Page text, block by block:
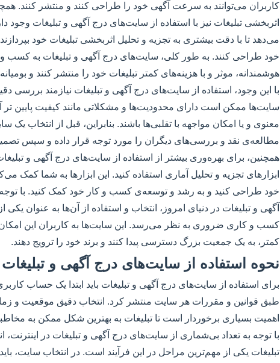
کاربران می‌توانند به سرعت آگهی خود را طراحی کنند و منتشر کنند.
اثربخشی تبلیغات نیز با استفاده از سایت‌های درج آگهی و تبلیغات وجود
می‌دهد تا با دقت بیشتری به تجزیه و تحلیل اثربخشی تبلیغات خود
خود طراحی کنند. به طور کلی، سایت‌های درج آگهی و تبلیغات به کسب و
هوشمندانه، موثر و با هزینه‌های کمتر تبلیغات خود را منتشر کنند و بومیانه
با این وجود، استفاده از سایت‌های درج آگهی و تبلیغات نیازمند بررسی
سایت‌ها ممکن است دارای محدودیت‌ها و مشکلاتی مانند کیفیت پایین
معنوی و یا امکان مواجهه با تقلبی‌ها باشند. بنابراین، قبل از انتخاب
مطالعه‌ی نقد و بررسی‌های دیگران را مورد توجه قرار داده و سپس
همچنین، برای بهره‌وری بیشتر از استفاده از سایت‌های درج آگهی و
ابزارهای تجزیه و تحلیل آماری استفاده کنید. این ابزارها به شما کمک
خود طراحی کنید و به رشد و توسعه‌ی کسب و کار خود کمک کنید. با
آگهی و تبلیغات در دنیای امروز، انتخاب و استفاده از آن‌ها به عنوان یکی
کسب و کاری ضروری به نظر می‌رسد. این سایت‌ها به کاربران این امکان
کمتر، به یک جمعیت بزرگ دسترسی پیدا کنند و برند خود را ترویج دهند.
نحوه استفاده از سایت‌های درج آگهی و تبلیغات
برای استفاده از سایت‌های درج آگهی و تبلیغات باید ابتدا یک حساب
طبق قوانین و مقررات هر سایت منتشر کرد. انتخاب دقیق موقعیت و
اهمیت بسیاری برخوردار است تا تبلیغات به بهترین شکل ممکن به
با توجه به تعداد بی‌شماری از سایت‌های درج آگهی و تبلیغات در
تبلیغات یکی از مهم‌ترین مراحل در این فرآیند است. در انتخاب سایت،